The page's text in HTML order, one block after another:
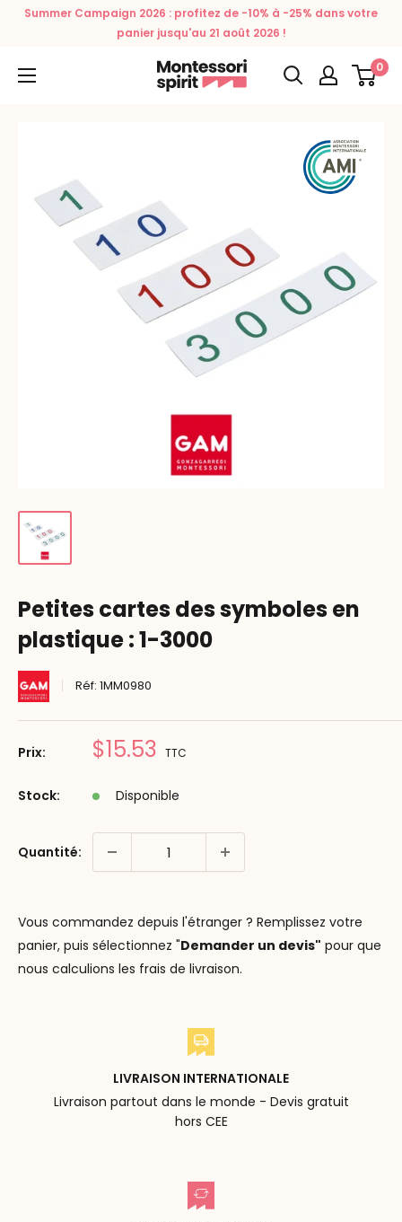
PasserSummer Campaign 2026 : profitez de -10% à -25% dans votre
panier jusqu'au 21 août 2026 !
Montessori
Spirit
0
Petites cartes des symboles en
plastique : 1-3000
Réf: 1MM0980
Prix: Prix
$15.53 TTC
Stock: Disponible
Quantité:
Vous commandez depuis l'étranger ? Remplissez votre
panier, puis sélectionnez "Demander un devis" pour que
nous calculions les frais de livraison.
LIVRAISON INTERNATIONALE
Livraison partout dans le monde - Devis gratuit
hors CEE